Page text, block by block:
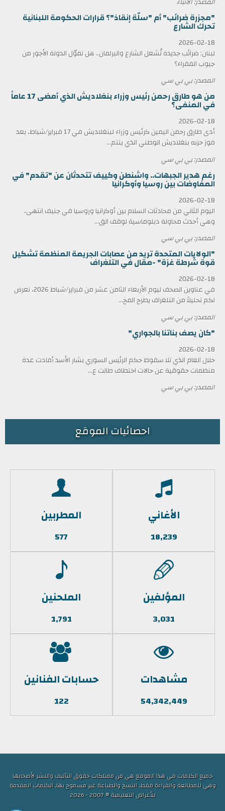
"مجزرة ضرائب" أم "سلّة إنقاذ"؟ قرارات الحكومة اللبنانية
تحرك الشارع
2026-02-18
لبنان: ضرائب جديدة تُشعل الشارع والبرلمان.. هل تموّل الدولة الأجور من
جيوب الفقراء؟
المصدر: بي بي سي
من هو طارق رحمن رئيس وزراء بنغلاديش الذي أمضى 17 عاماً
في المنفى؟
2026-02-18
أدى طارق رحمن اليمين كرئيس وزراء لبنغلاديش في 17 فبراير/شباط، بعد
فوز حزبه بنغلاديش الوطني الذي ينتم...
المصدر: بي بي سي
رغم هدير الجبهات.. واشنطن وكييف تتحدثان عن "تقدم" في
المفاوضات بين روسيا وأوكرانيا
2026-02-18
اليوم الثاني من محادثات السلام بين أوكرانيا وروسيا في جنيف انتهى،
وهي أحدث محاولة دبلوماسية لوقف الق...
المصدر: بي بي سي
"الولايات المتحدة تريد من عصابات الجريمة المنظمة تشكيل
قوة شرطة غزة" -مقال في التلغراف
2026-02-18
في عناوين الصحف ليوم الأربعاء الثامن عشر من فبراير/شباط 2026، نعرض
لكم تحليلاً من التلغراف يطرح المخ...
المصدر: بي بي سي
"كان يصف بناتنا بالجواري"
2026-02-18
خلال العام الذي تلا سقوط حكم الرئيس السوري بشار الأسد أفادت عدة
منظمات حقوقية عن حالات اختطاف طالت ع...
المصدر: بي بي سي
احصائيات الموقع
الأغاني
18,239
المطربين
577
المؤلفين
3,031
الملحنين
1,791
مشاهدات
54,342,449
حسابات الفنانين
122
جميع الكلمات في هذا الموقع هي من ممتلكات حقوق التأليف والنشر لأصحابها
وهي للمطالعة والقراءة فقط, النسخ والطباعة غير مسموح بها, الكلمات المقدمة
للأغراض التعليمية © 2007 - 2026